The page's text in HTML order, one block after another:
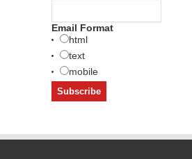
Email Format
html
text
mobile